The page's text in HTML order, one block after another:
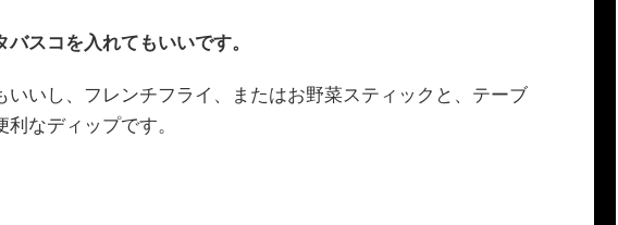
スコを入れてもいいです。
いいし、フレンチフライ、またはお野菜スティックと、テーブ
なディップです。